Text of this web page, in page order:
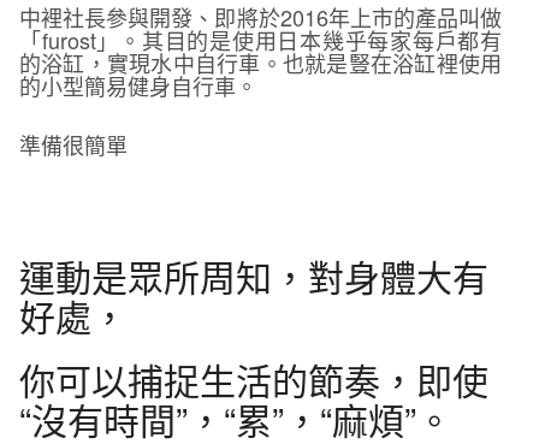
中裡社長參與開發、即將於2016年上市的產品叫做
「furost」。其目的是使用日本幾乎每家每戶都有
的浴缸，實現水中自行車。也就是豎在浴缸裡使用
的小型簡易健身自行車。
準備很簡單
運動是眾所周知，對身體大有
好處，
你可以捕捉生活的節奏，即使
“沒有時間”，“累”，“麻煩”。